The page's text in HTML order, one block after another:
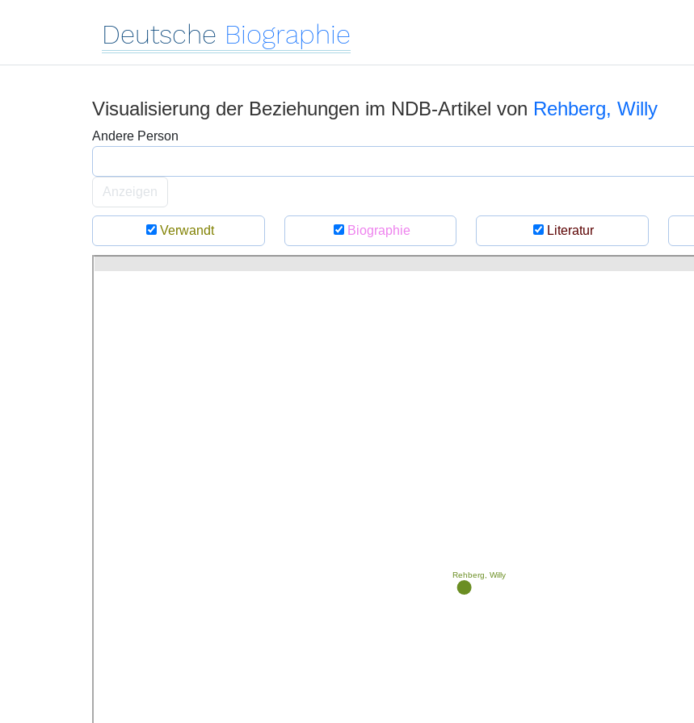
Deutsche Biographie
Visualisierung der Beziehungen im NDB-Artikel von Rehberg, Willy
Andere Person
Anzeigen
Verwandt Biographie Literatur
Rehberg, Willy